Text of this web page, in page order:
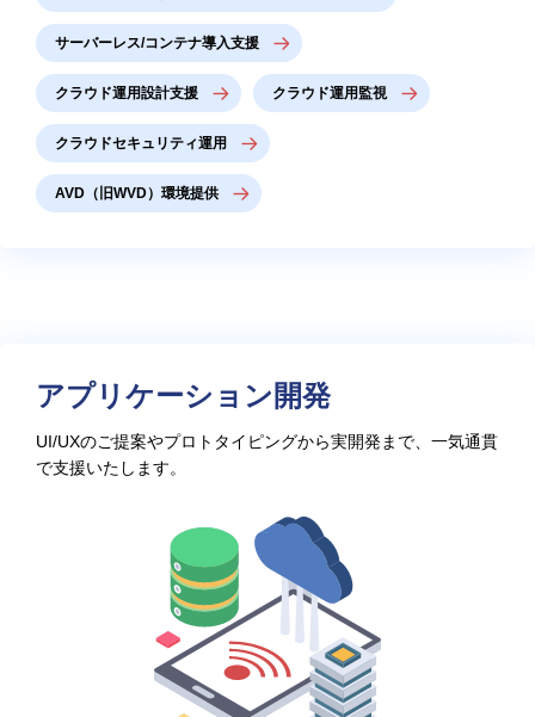
サーバーレス/コンテナ導入支援
クラウド運用設計支援 クラウド運用監視
クラウドセキュリティ運用
AVD（旧WVD）環境提供
アプリケーション開発
UI/UXのご提案やプロトタイピングから実開発まで、一気通貫
で支援いたします。